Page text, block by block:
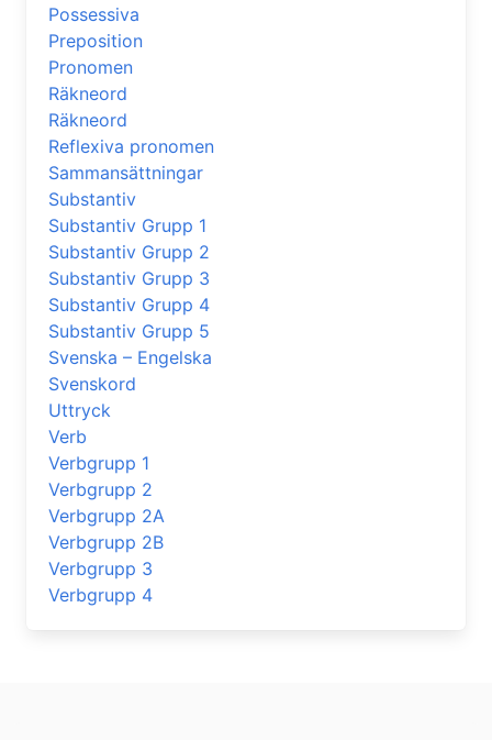
Possessiva
Preposition
Pronomen
Räkneord
Räkneord
Reflexiva pronomen
Sammansättningar
Substantiv
Substantiv Grupp 1
Substantiv Grupp 2
Substantiv Grupp 3
Substantiv Grupp 4
Substantiv Grupp 5
Svenska – Engelska
Svenskord
Uttryck
Verb
Verbgrupp 1
Verbgrupp 2
Verbgrupp 2A
Verbgrupp 2B
Verbgrupp 3
Verbgrupp 4